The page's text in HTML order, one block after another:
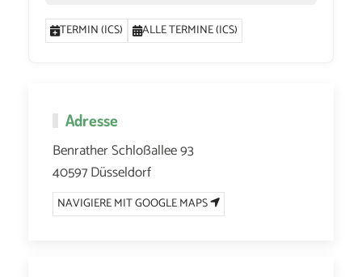
TERMIN (ICS) ALLE TERMINE (ICS)
Adresse
Benrather Schloßallee 93
40597 Düsseldorf
NAVIGIERE MIT GOOGLE MAPS